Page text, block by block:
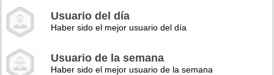
Usuario del día
Haber sido el mejor usuario del día
Usuario de la semana
Haber sido el mejor usuario de la semana